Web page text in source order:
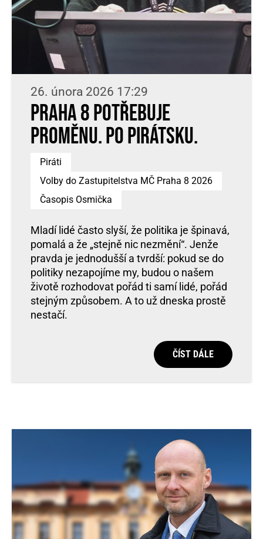
26. února 2026 17:29
Praha 8 potřebuje
proměnu. Po pirátsku.
Piráti
Volby do Zastupitelstva MČ Praha 8 2026
Časopis Osmička
Mladí lidé často slyší, že politika je špinavá,
pomalá a že „stejně nic nezmění“. Jenže
pravda je jednodušší a tvrdší: pokud se do
politiky nezapojíme my, budou o našem
životě rozhodovat pořád ti samí lidé, pořád
stejným způsobem. A to už dneska prostě
nestačí.
ČÍST DÁLE